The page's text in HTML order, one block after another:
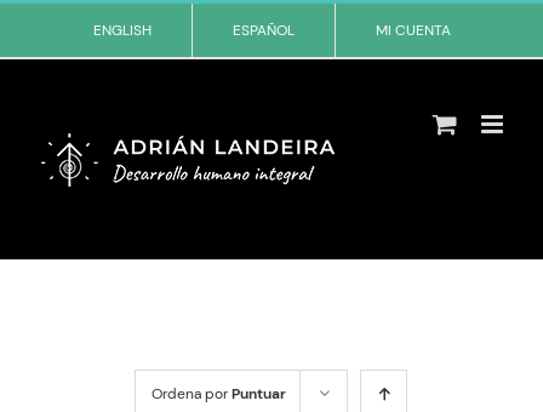
to
ENGLISH ESPAÑOL MI CUENTA
Ordena porPuntuar